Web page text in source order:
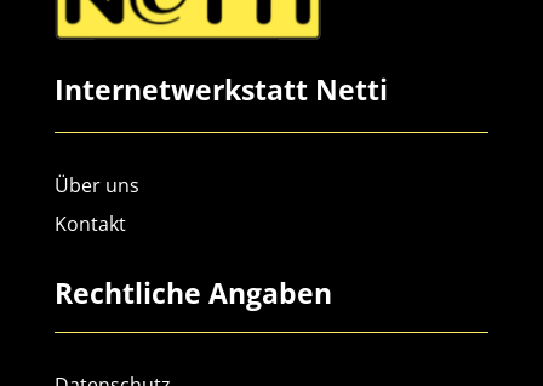
Internetwerkstatt Netti
Über uns
Kontakt
Rechtliche Angaben